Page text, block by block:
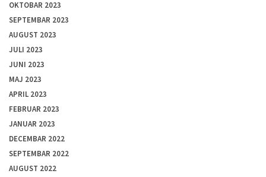
OKTOBAR 2023
SEPTEMBAR 2023
AUGUST 2023
JULI 2023
JUNI 2023
MAJ 2023
APRIL 2023
FEBRUAR 2023
JANUAR 2023
DECEMBAR 2022
SEPTEMBAR 2022
AUGUST 2022